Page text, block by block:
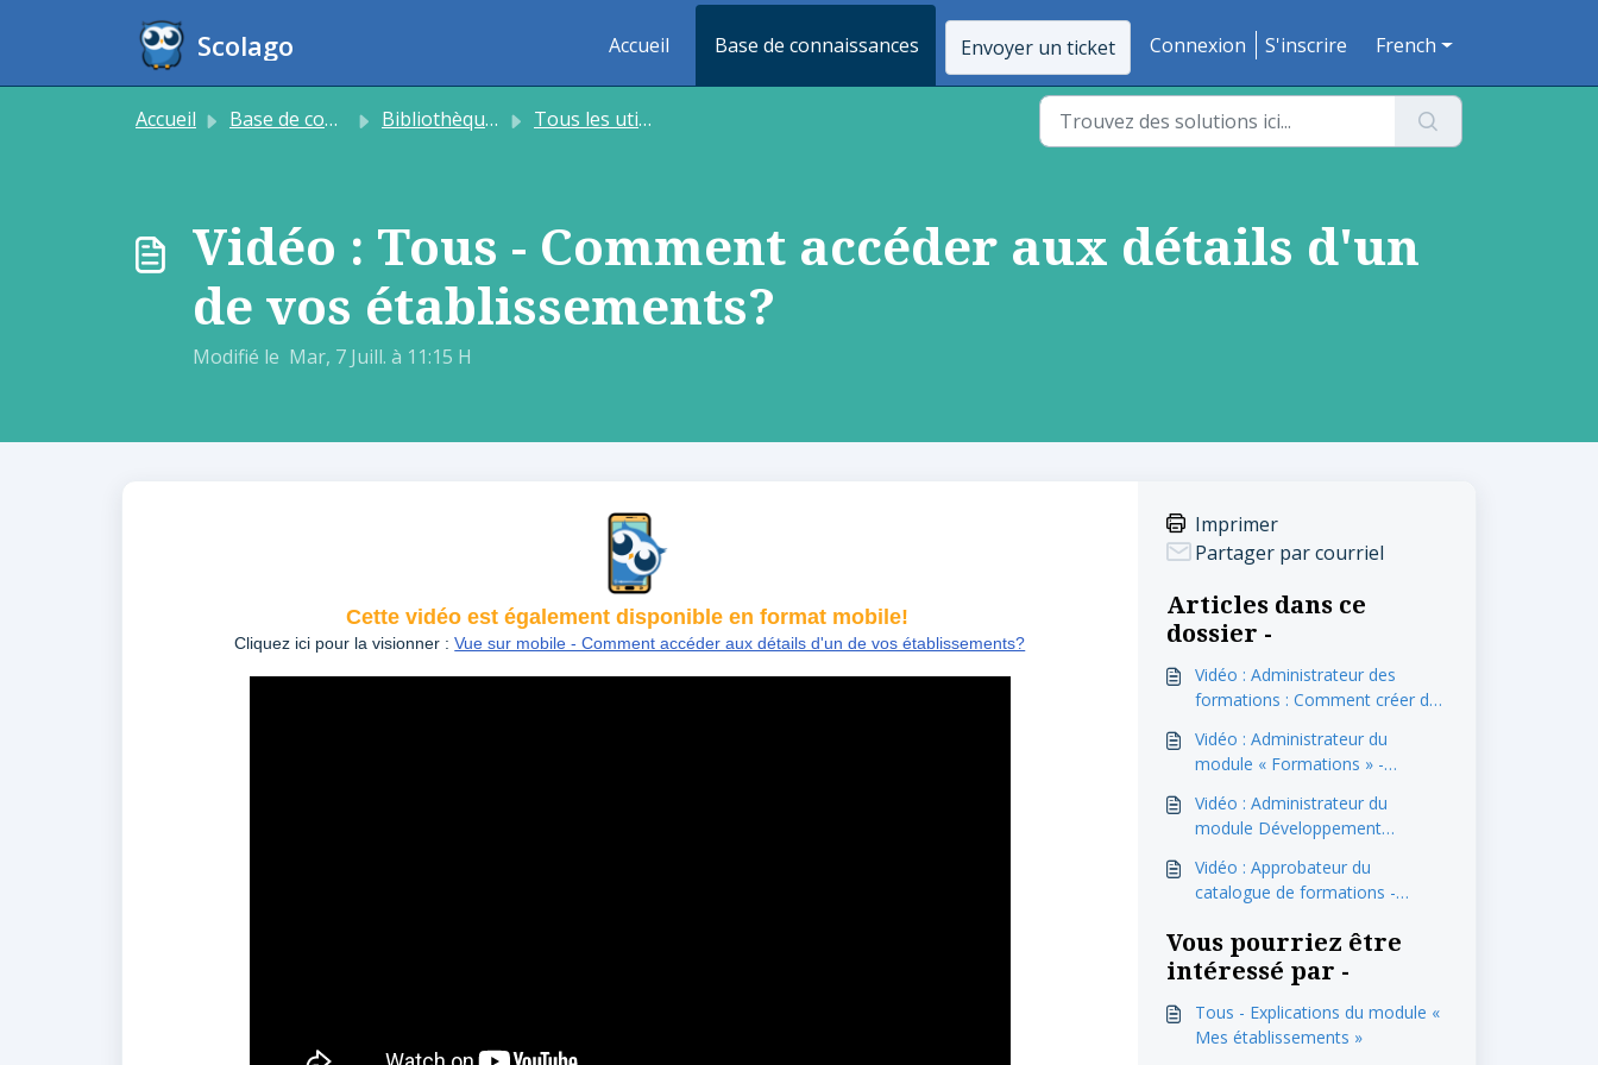
Scolago Accueil Base de connaissances Envoyer un ticket Connexion S'inscrire French
Accueil Base de connaissances Bibliothèque média Tous les utilisateurs
Vidéo : Tous - Comment accéder aux détails d'un
de vos établissements?
Modifié le Mar, 7 Juill. à 11:15 H
Cette vidéo est également disponible en format mobile!
Cliquez ici pour la visionner :Vue sur mobile - Comment accéder aux détails d'un de vos établissements?
Imprimer
Partager par courriel
Articles dans ce
dossier -
Vidéo : Administrateur des
formations : Comment créer des
Vidéo : Administrateur du
module « Formations » -
Périodes de formation »
Vidéo : Administrateur du
module Développement
un gabarit d'évaluation
professionnelle?
Vidéo : Approbateur du
catalogue de formations -
modifier une formation pour
l'afficher au « Catalogue »?
Vous pourriez être
intéressé par -
Tous - Explications du module «
Mes établissements »